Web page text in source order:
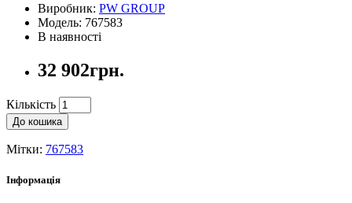
Виробник: PW GROUP
Модель: 767583
В наявності
32 902грн.
Кількість
До кошика
Мітки: 767583
Інформація